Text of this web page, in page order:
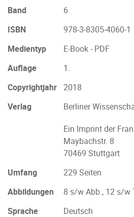
Band
6
ISBN
978-3-8305-4060-1
Medientyp
E-Book - PDF
Auflage
1.
Copyrightjahr 2018
Verlag
Berliner
Ein Imprint der
Maybachstr. 8
70469 Stuttgart
Umfang
229 Seiten
Abbildungen
8 s/w Abb., 12 s/w
Sprache
Deutsch